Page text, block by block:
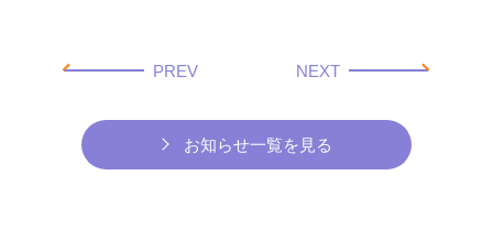
PREV
お知らせ一覧を見る
NEXT